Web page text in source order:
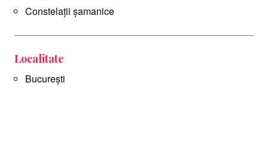
Constelații șamanice
Localitate
București